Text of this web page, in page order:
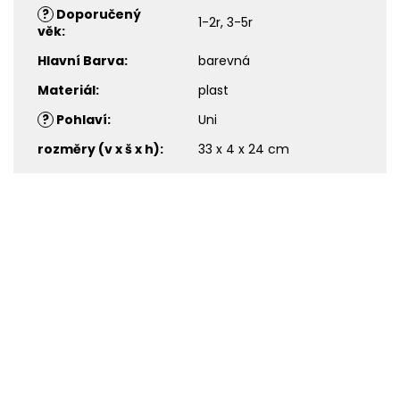
? Doporučený
věk: 1-2r, 3-5r
Hlavní Barva:
barevná
Materiál:
plast
? Pohlaví:
Uni
rozměry (v x š x h): 33 x 4 x 24 cm